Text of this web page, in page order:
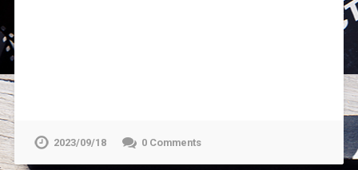
2023/09/18 0 Comments